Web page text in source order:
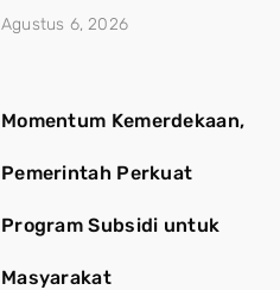
Agustus 6, 2026
Momentum Kemerdekaan,
Pemerintah Perkuat
Program Subsidi untuk
Masyarakat